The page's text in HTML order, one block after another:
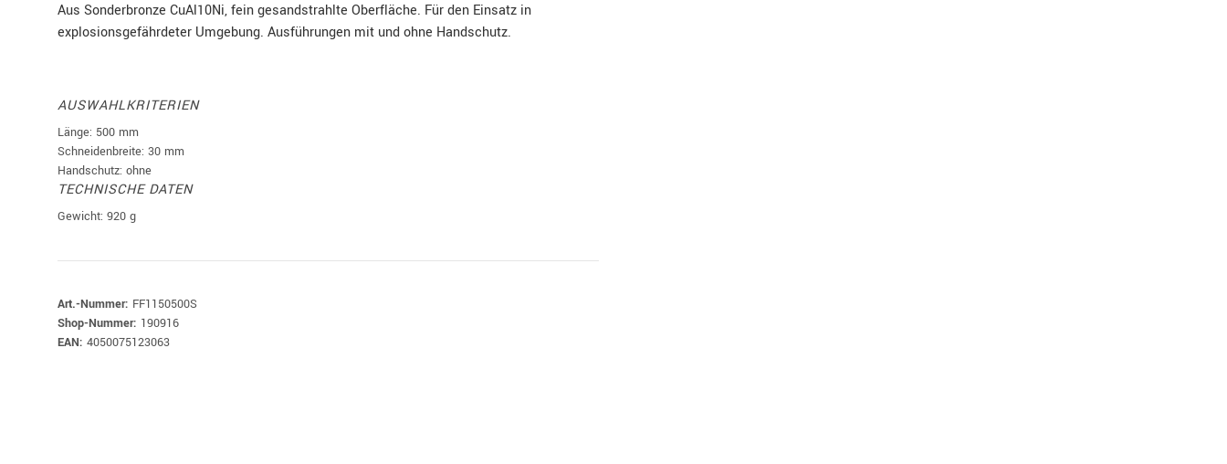
Aus Sonderbronze CuAl10Ni, fein gesandstrahlte Oberfläche. Für den Einsatz in
explosionsgefährdeter Umgebung. Ausführungen mit und ohne Handschutz.
AUSWAHLKRITERIEN
Länge: 500 mm
Schneidenbreite: 30 mm
Handschutz: ohne
TECHNISCHE DATEN
Gewicht: 920 g
Art.-Nummer: FF1150500S
Shop-Nummer: 190916
EAN: 4050075123063